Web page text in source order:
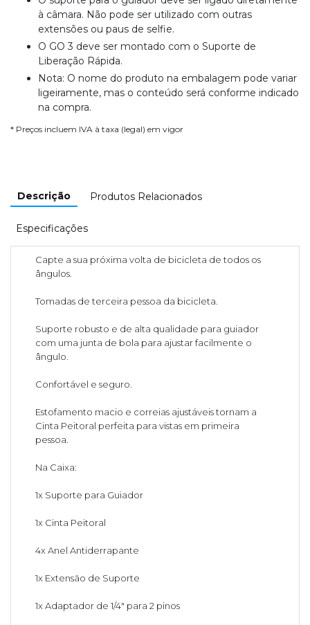
à câmara. Não pode ser utilizado com outras
extensões ou paus de selfie.
O GO 3 deve ser montado com o Suporte de
Liberação Rápida.
Nota: O nome do produto na embalagem pode variar
ligeiramente, mas o conteúdo será conforme indicado
na compra.
* Preços incluem IVA à taxa (legal) em vigor
Descrição Produtos Relacionados
Especificações
Capte a sua próxima volta de bicicleta de todos os
ângulos.
Tomadas de terceira pessoa da bicicleta.
Suporte robusto e de alta qualidade para guiador
com uma junta de bola para ajustar facilmente o
ângulo.
Confortável e seguro.
Estofamento macio e correias ajustáveis tornam a
Cinta Peitoral perfeita para vistas em primeira
pessoa.
Na Caixa:
1x Suporte para Guiador
1x Cinta Peitoral
4x Anel Antiderrapante
1x Extensão de Suporte
1x Adaptador de 1/4" para 2 pinos